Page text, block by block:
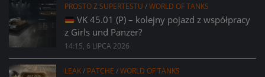
PROSTO Z SUPERTESTU /WORLD OF TANKS
VK 45.01 (P) – kolejny pojazd z współpracy
z Girls und Panzer?
14:15, 6 LIPCA 2026
LEAK/ PATCHE /WORLD OF TANKS